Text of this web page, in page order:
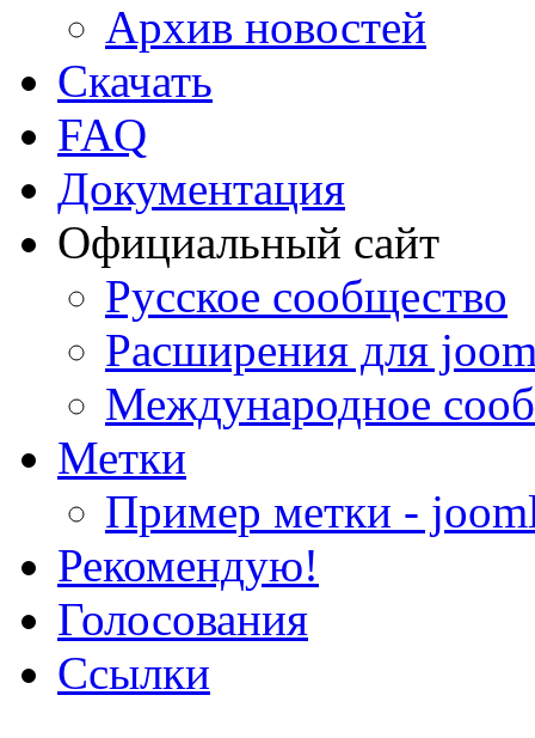
Архив новостей
Скачать
FAQ
Документация
Официальный сайт
Русское сообщество
Расширения для
Международное
Метки
Пример метки -
Рекомендую!
Голосования
Ссылки